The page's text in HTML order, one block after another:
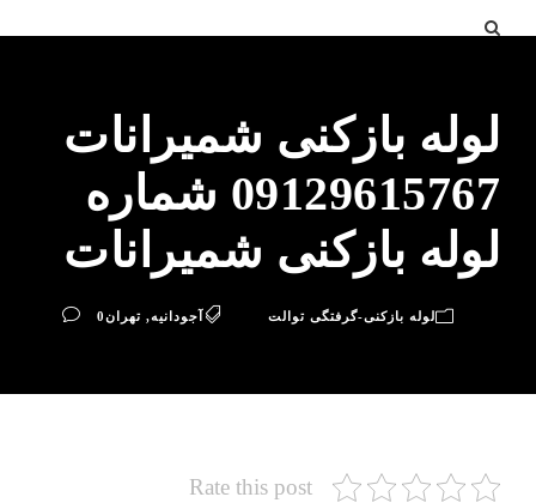
لوله بازکنی شمیرانات
09129615767 شماره
لوله بازکنی شمیرانات
لوله بازکنی-گرفتگی توالت آجودانیه, تهران0
Rate this post